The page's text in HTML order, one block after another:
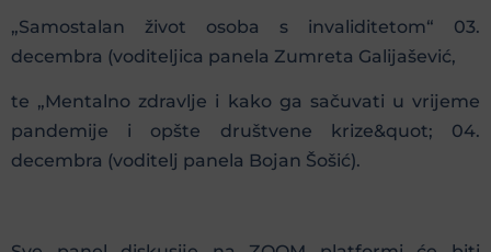
„Samostalan život osoba s invaliditetom“ 03.
decembra (voditeljica panela Zumreta Galijašević,
te „Mentalno zdravlje i kako ga sačuvati u vrijeme
pandemije i opšte društvene krize&quot; 04.
decembra (voditelj panela Bojan Šošić).